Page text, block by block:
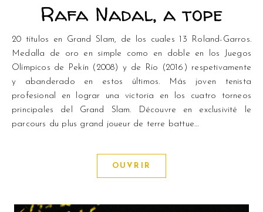
Rafa Nadal, a tope
20 títulos en Grand Slam, de los cuales 13 Roland-Garros.
Medalla de oro en simple como en doble en los Juegos
Olímpicos de Pekín (2008) y de Río (2016) respetivamente
y abanderado en estos últimos. Más joven tenista
profesional en lograr una victoria en los cuatro torneos
principales del Grand Slam. Découvre en exclusivité le
parcours du plus grand joueur de terre battue…
OUVRIR